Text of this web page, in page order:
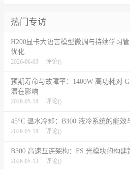
热门专访
H200显卡大语言模型微调与持续学习
优化
2026-06-03 评论()
预期寿命与故障率：1400W 高功耗对
潜在影响
2026-05-18 评论()
45°C 温水冷却：B300 液冷系统的能效
2026-05-18 评论()
B300 高速互连架构：FS 光模块的构建
2026-05-13 评论()